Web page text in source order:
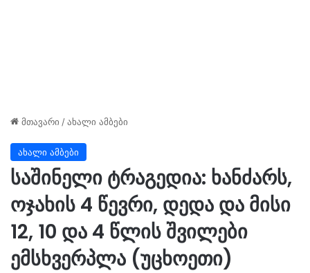
მთავარი /ახალი ამბები
ახალი ამბები
საშინელი ტრაგედია: ხანძარს,
ოჯახის 4 წევრი, დედა და მისი
12, 10 და 4 წლის შვილები
ემსხვერპლა (უცხოეთი)